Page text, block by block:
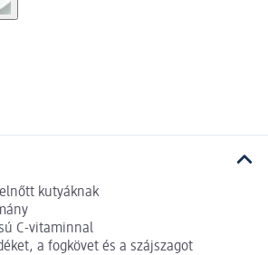
kutyáknak
C-vitaminnal
a fogkövet és a szájszagot